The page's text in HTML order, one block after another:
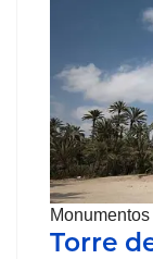
Monumentos
Torre